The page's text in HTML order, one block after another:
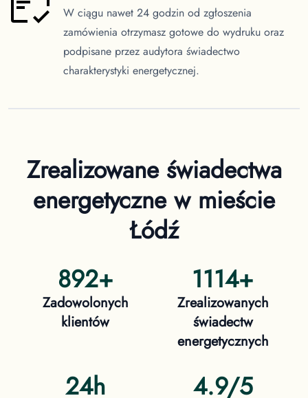
W ciągu nawet 24 godzin od zgłoszenia
zamówienia otrzymasz gotowe do wydruku oraz
podpisane przez audytora świadectwo
charakterystyki energetycznej.
Zrealizowane świadectwa
energetyczne w mieście
Łódź
892+
Zadowolonych
klientów
1114+
Zrealizowanych
świadectw
energetycznych
24h 4.9/5